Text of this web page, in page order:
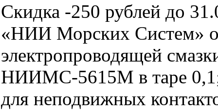
Скидка -250 рублей до
«НИИ Морских Систем»
электропроводящей
НИИМС-5615М в таре
для неподвижных